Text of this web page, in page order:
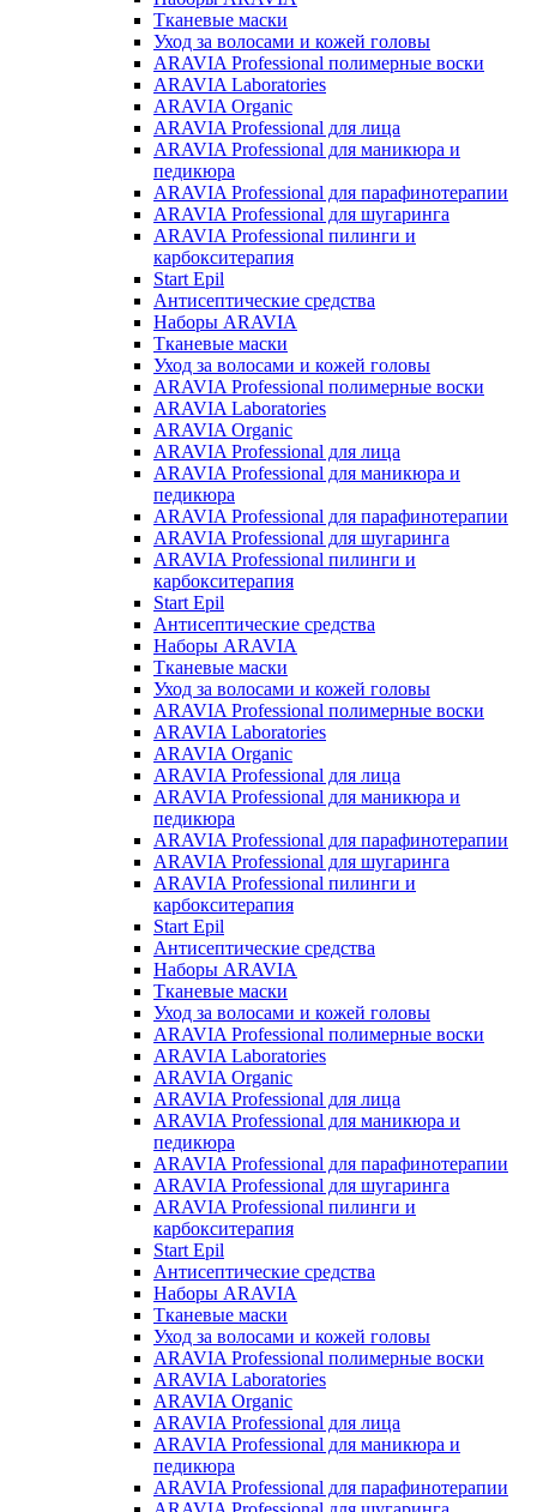
Тканевые маски
Уход за волосами и кожей головы
ARAVIA Professional полимерные воски
ARAVIA Laboratories
ARAVIA Organic
ARAVIA Professional для лица
ARAVIA Professional для маникюра и
педикюра
ARAVIA Professional для парафинотерапии
ARAVIA Professional для шугаринга
ARAVIA Professional пилинги и
карбокситерапия
Start Epil
Антисептические средства
Наборы ARAVIA
Тканевые маски
Уход за волосами и кожей головы
ARAVIA Professional полимерные воски
ARAVIA Laboratories
ARAVIA Organic
ARAVIA Professional для лица
ARAVIA Professional для маникюра и
педикюра
ARAVIA Professional для парафинотерапии
ARAVIA Professional для шугаринга
ARAVIA Professional пилинги и
карбокситерапия
Start Epil
Антисептические средства
Наборы ARAVIA
Тканевые маски
Уход за волосами и кожей головы
ARAVIA Professional полимерные воски
ARAVIA Laboratories
ARAVIA Organic
ARAVIA Professional для лица
ARAVIA Professional для маникюра и
педикюра
ARAVIA Professional для парафинотерапии
ARAVIA Professional для шугаринга
ARAVIA Professional пилинги и
карбокситерапия
Start Epil
Антисептические средства
Наборы ARAVIA
Тканевые маски
Уход за волосами и кожей головы
ARAVIA Professional полимерные воски
ARAVIA Laboratories
ARAVIA Organic
ARAVIA Professional для лица
ARAVIA Professional для маникюра и
педикюра
ARAVIA Professional для парафинотерапии
ARAVIA Professional для шугаринга
ARAVIA Professional пилинги и
карбокситерапия
Start Epil
Антисептические средства
Наборы ARAVIA
Тканевые маски
Уход за волосами и кожей головы
ARAVIA Professional полимерные воски
ARAVIA Laboratories
ARAVIA Organic
ARAVIA Professional для лица
ARAVIA Professional для маникюра и
педикюра
ARAVIA Professional для парафинотерапии